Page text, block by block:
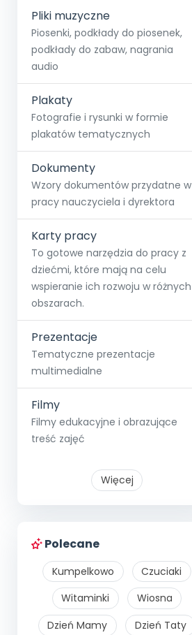
Pliki muzyczne
Piosenki, podkłady do piosenek,
podkłady do zabaw, nagrania
audio
Plakaty
Fotografie i rysunki w formie
plakatów tematycznych
Dokumenty
Wzory dokumentów przydatne w
pracy nauczyciela i dyrektora
Karty pracy
To gotowe narzędzia do pracy z
dziećmi, które mają na celu
wspieranie ich rozwoju w różnych
obszarach.
Prezentacje
Tematyczne prezentacje
multimedialne
Filmy
Filmy edukacyjne i obrazujące
treść zajęć
Więcej
Polecane
Kumpelkowo
Czuciaki
Witaminki
Wiosna
Dzień Mamy
Dzień Taty